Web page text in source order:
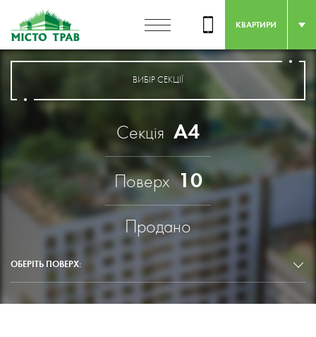
КВАРТИРИ
ВИБІР СЕКЦІЇ
Секція А4
Поверх 10
Продано
ОБЕРІТЬ ПОВЕРХ: